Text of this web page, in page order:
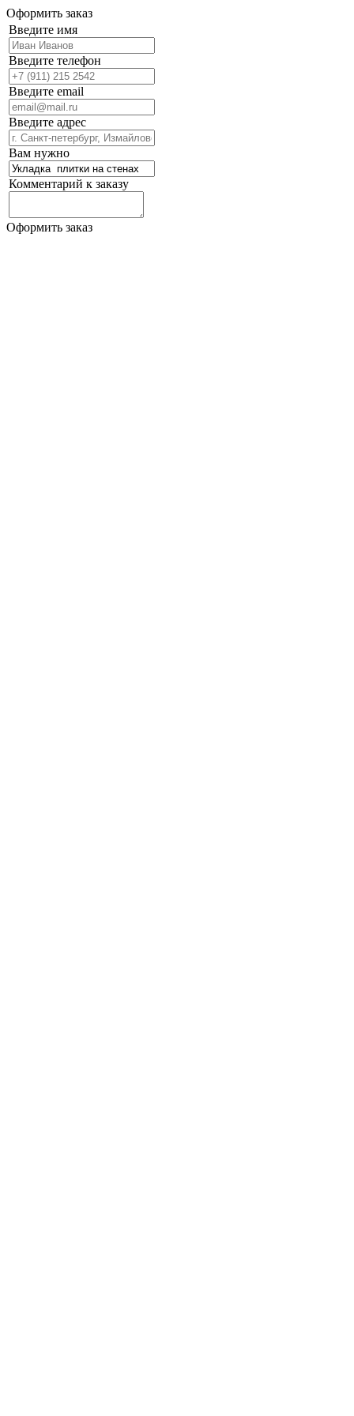
Оформить заказ
Введите имя
Введите телефон
Введите email
Введите адрес
Вам нужно
Комментарий к заказу
Оформить заказ